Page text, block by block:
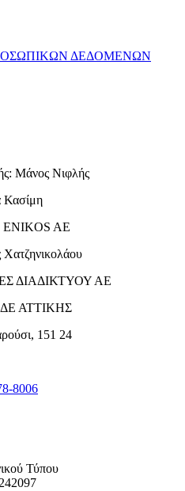
ΔΕΔΟΜΕΝΩΝ
Μάνος Νιφλής
Κασίμη
ENIKOS AE
Χατζηνικολάου
ΔΙΑΔΙΚΤΥΟΥ ΑΕ
ΑΤΤΙΚΗΣ
151 24
8006
Τύπου